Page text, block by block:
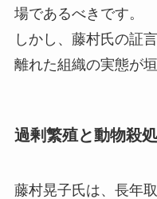
場であるべきです。
しかし、藤村氏の証
離れた組織の実態が
過剰繁殖と動物殺
藤村晃子氏は、長年